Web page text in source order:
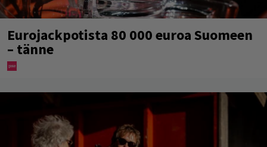
Eurojackpotista 80 000 euroa Suomeen
– tänne